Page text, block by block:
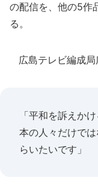
の配信を、他の5作
る。
広島テレビ編成局
「平和を訴えか
本の人々だけで
らいたいです」